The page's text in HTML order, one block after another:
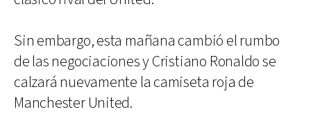
Sin embargo, esta mañana cambió el rumbo
de las negociaciones y Cristiano Ronaldo se
calzará nuevamente la camiseta roja de
Manchester United.